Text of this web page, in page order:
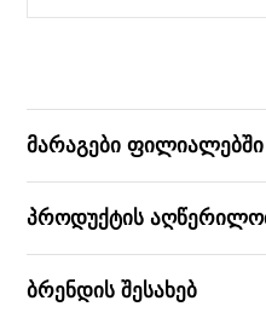
მარაგები ფილიალებში
პროდუქტის
ბრენდის შესახებ